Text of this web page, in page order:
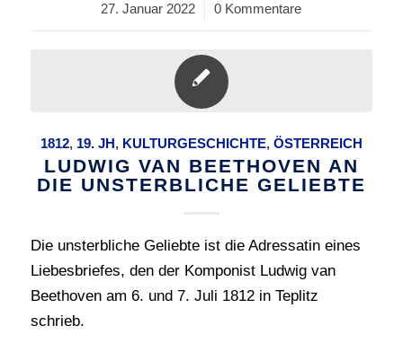
27. Januar 2022
/ 0 Kommentare
1812, 19. JH, KULTURGESCHICHTE, ÖSTERREICH
LUDWIG VAN BEETHOVEN AN
DIE UNSTERBLICHE GELIEBTE
Die unsterbliche Geliebte ist die Adressatin eines
Liebesbriefes, den der Komponist Ludwig van
Beethoven am 6. und 7. Juli 1812 in Teplitz
schrieb.